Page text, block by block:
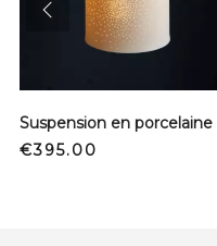
Price
€395.00